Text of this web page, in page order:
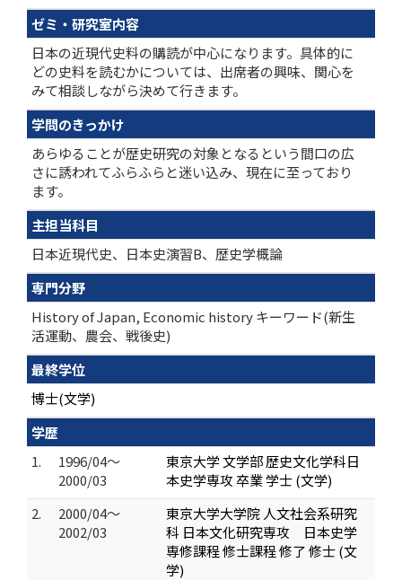
ゼミ・研究室内容
日本の近現代史料の購読が中心になります。具体的に
どの史料を読むかについては、出席者の興味、関心を
みて相談しながら決めて行きます。
学問のきっかけ
あらゆることが歴史研究の対象となるという間口の広
さに誘われてふらふらと迷い込み、現在に至っており
ます。
主担当科目
日本近現代史、日本史演習B、歴史学概論
専門分野
History of Japan, Economic history キーワード(新生
活運動、農会、戦後史)
最終学位
博士(文学)
学歴
1.
1996/04～
2000/03
東京大学 文学部 歴史文化学科日
本史学専攻 卒業 学士 (文学)
2.
2000/04～
2002/03
東京大学大学院 人文社会系研究
科 日本文化研究専攻 日本史学
専修課程 修士課程 修了 修士 (文
学)